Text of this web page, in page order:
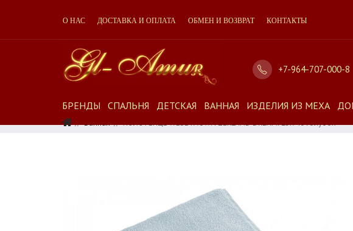
О НАС ДОСТАВКА И ОПЛАТА ОБМЕН И ВОЗВРАТ КОНТАКТЫ
+7-964-707-000-8
БРЕНДЫ СПАЛЬНЯ ДЕТСКАЯ ВАННАЯ ИЗДЕЛИЯ ИЗ МЕХА
Ванная ПОЛОТЕНЦЕ WESETA SWITZERLAND DREAMFLOR 40 Голубой